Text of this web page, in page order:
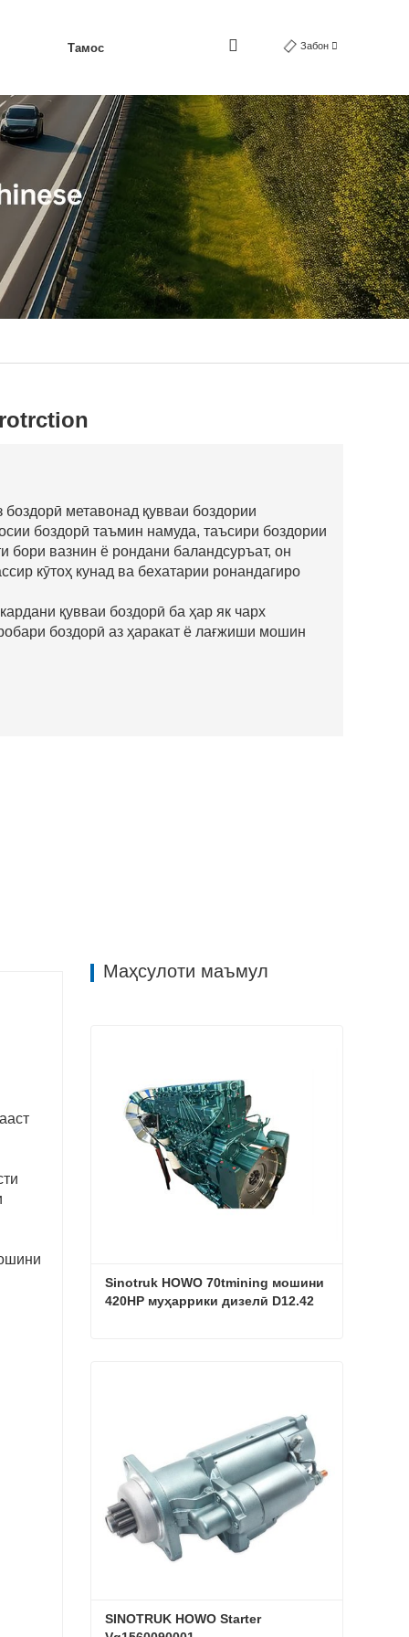
Тамос Забон
метавонад қувваи боздории
боздорӣ таъмин намуда, таъсири боздории
бори вазнин ё рондани баландсуръат, он
кӯтоҳ кунад ва бехатарии ронандагиро
қувваи боздорӣ ба ҳар як чарх
боздорӣ аз ҳаракат ё лағжиши мошин
Маҳсулоти маъмул
Sinotruk HOWO 70tmining мошини
420HP муҳаррики дизелӣ D12.42
SINOTRUK HOWO Starter